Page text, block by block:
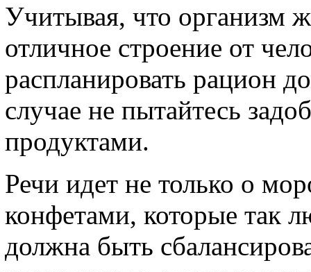
Учитывая, что организм
отличное строение от
распланировать рацион
случае не пытайтесь
продуктами.
Речи идет не только о
конфетами, которые так
должна быть